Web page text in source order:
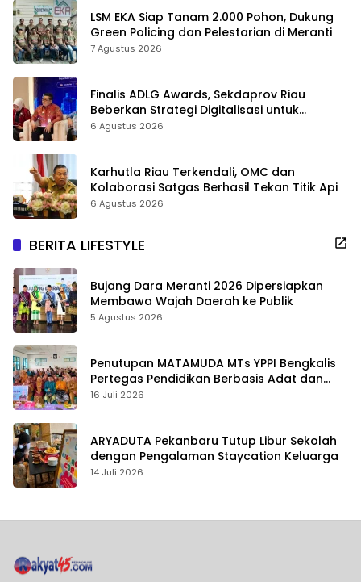
LSM EKA Siap Tanam 2.000 Pohon, Dukung
Green Policing dan Pelestarian di Meranti
7 Agustus 2026
Finalis ADLG Awards, Sekdaprov Riau
Beberkan Strategi Digitalisasi untuk
Tingkatkan Layanan Publik
6 Agustus 2026
Karhutla Riau Terkendali, OMC dan
Kolaborasi Satgas Berhasil Tekan Titik Api
6 Agustus 2026
BERITA LIFESTYLE
Bujang Dara Meranti 2026 Dipersiapkan
Membawa Wajah Daerah ke Publik
5 Agustus 2026
Penutupan MATAMUDA MTs YPPI Bengkalis
Pertegas Pendidikan Berbasis Adat dan
Karakter
16 Juli 2026
ARYADUTA Pekanbaru Tutup Libur Sekolah
dengan Pengalaman Staycation Keluarga
14 Juli 2026